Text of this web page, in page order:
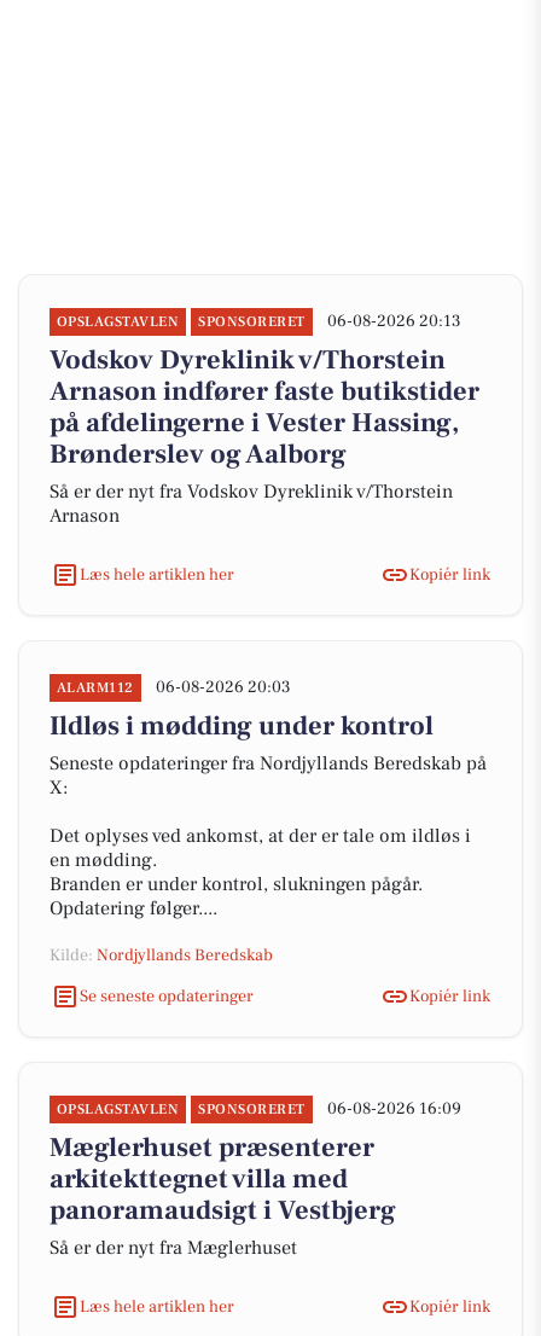
OPSLAGSTAVLEN SPONSORERET 06-08-2026 20:13
Vodskov Dyreklinik v/Thorstein
Arnason indfører faste butikstider
på afdelingerne i Vester Hassing,
Brønderslev og Aalborg
Så er der nyt fra Vodskov Dyreklinik v/Thorstein
Arnason
Læs hele artiklen her Kopiér link
ALARM112 06-08-2026 20:03
Ildløs i mødding under kontrol
Seneste opdateringer fra Nordjyllands Beredskab på
X:
Det oplyses ved ankomst, at der er tale om ildløs i
en mødding.
Branden er under kontrol, slukningen pågår.
Opdatering følger....
Kilde: Nordjyllands Beredskab
Se seneste opdateringer
Kopiér link
OPSLAGSTAVLEN SPONSORERET 06-08-2026 16:09
Mæglerhuset præsenterer
arkitekttegnet villa med
panoramaudsigt i Vestbjerg
Så er der nyt fra Mæglerhuset
Læs hele artiklen her Kopiér link